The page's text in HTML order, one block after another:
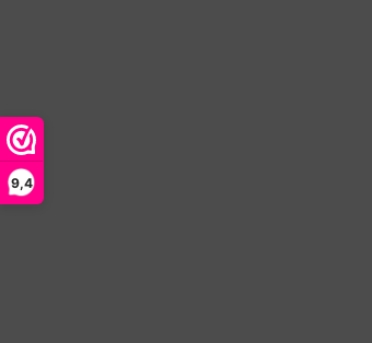
9,4